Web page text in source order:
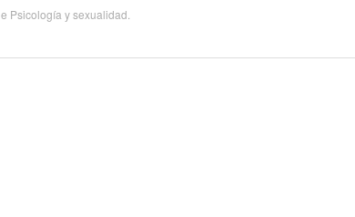
Psicología y sexualidad